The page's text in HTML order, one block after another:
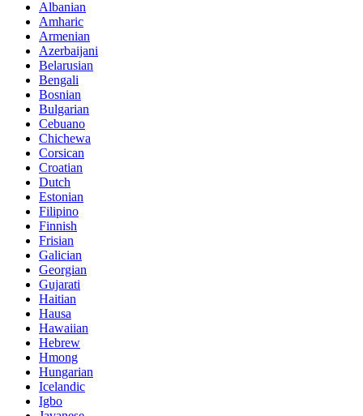
Albanian
Amharic
Armenian
Azerbaijani
Belarusian
Bengali
Bosnian
Bulgarian
Cebuano
Chichewa
Corsican
Croatian
Dutch
Estonian
Filipino
Finnish
Frisian
Galician
Georgian
Gujarati
Haitian
Hausa
Hawaiian
Hebrew
Hmong
Hungarian
Icelandic
Igbo